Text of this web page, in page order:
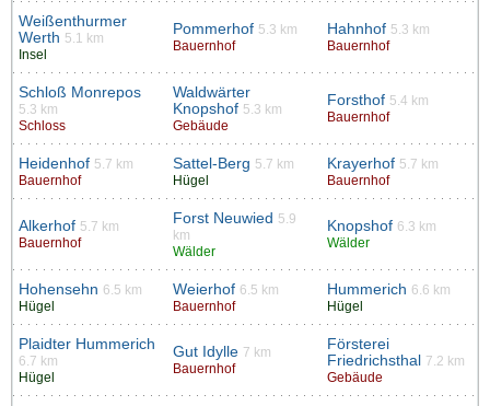
Weißenthurmer
Werth 5.1 km
Insel
Pommerhof 5.3 km
Bauernhof
Hahnhof 5.3 km
Bauernhof
Schloß Monrepos
5.3 km
Schloss
Waldwärter
Knopshof 5.3 km
Gebäude
Forsthof 5.4 km
Bauernhof
Heidenhof 5.7 km
Bauernhof
Sattel-Berg 5.7 km
Hügel
Krayerhof 5.7 km
Bauernhof
Alkerhof 5.7 km
Bauernhof
Forst Neuwied 5.9
km
Wälder
Knopshof 6.3 km
Wälder
Hohensehn 6.5 km
Hügel
Weierhof 6.5 km
Bauernhof
Hummerich 6.6 km
Hügel
Plaidter Hummerich
6.7 km
Hügel
Gut Idylle 7 km
Bauernhof
Försterei
Friedrichsthal
7.2 km
Gebäude